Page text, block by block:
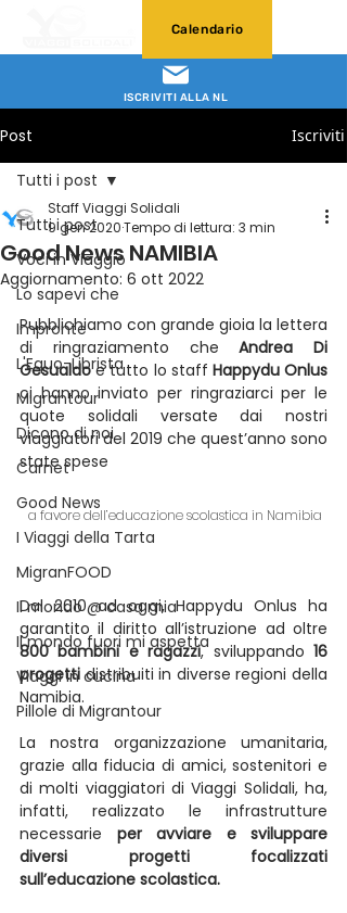
ISCRIVITI ALLA NL
Calendario
Post Iscriviti
Tutti i post
Voci in Viaggio
Lo sapevi che
Impronte
L'Equo-Librista
Migrantour
Dicono di noi
Carnet
Good News
I Viaggi della Tarta
MigranFOOD
Il mondo @ casa mia
Il mondo fuori mi aspetta
Viaggi in cucina
Pillole di Migrantour
Tutti i post
Good News NAMIBIA
Staff Viaggi Solidali
9 gen 2020Tempo di lettura: 3 min
Aggiornamento: 6 ott 2022
Pubblichiamo con grande gioia la lettera
di ringraziamento che Andrea Di
Gesualdo e tutto lo staff Happydu Onlus
ci hanno inviato per ringraziarci per le
quote solidali versate dai nostri
viaggiatori del 2019 che quest’anno sono
state spese
a favore dell’educazione scolastica in Namibia
Dal 2010 ad oggi, Happydu Onlus ha
800 bambini e ragazzi, sviluppando 16
progetti distribuiti in diverse regioni della
Namibia.
La nostra organizzazione umanitaria,
grazie alla fiducia di amici, sostenitori e
di molti viaggiatori di Viaggi Solidali, ha,
infatti, realizzato le infrastrutture
necessarie per avviare e sviluppare
diversi progetti focalizzati
sull’educazione scolastica.